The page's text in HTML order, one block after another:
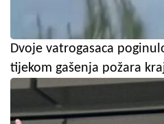
Dvoje vatrogasaca
tijekom gašenja požara